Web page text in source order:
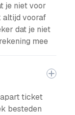
je niet voor
altijd vooraf
dat je niet
mee
ticket
besteden